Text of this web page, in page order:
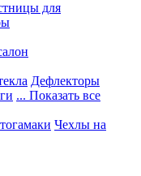
для
Дефлекторы
... Показать все
Чехлы на